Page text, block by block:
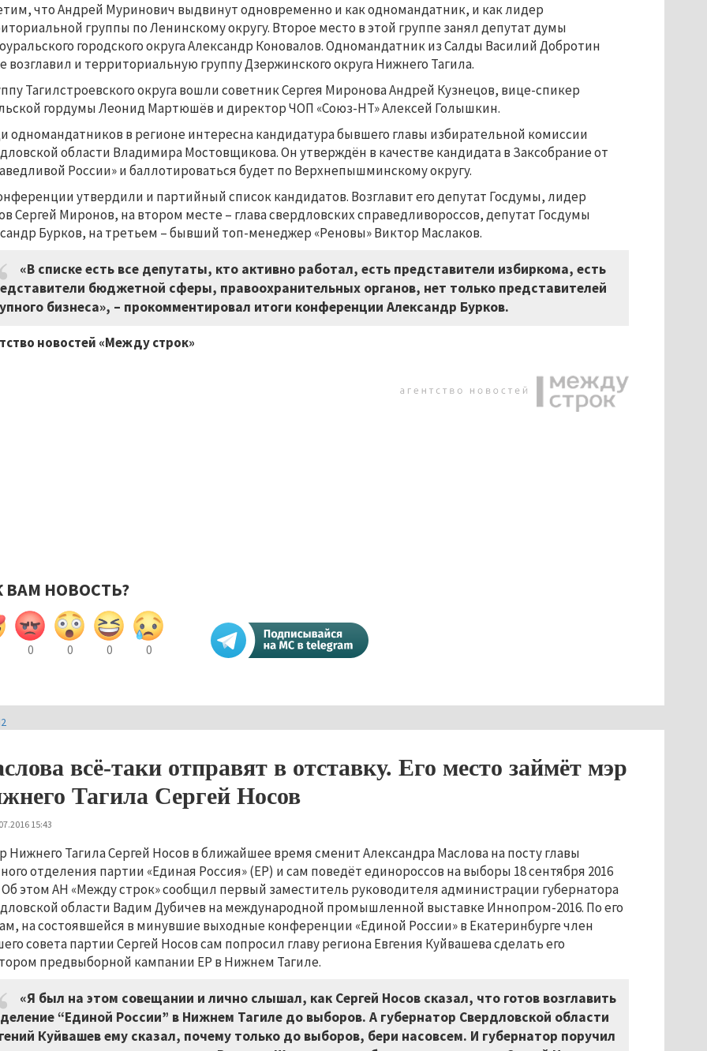
что Андрей Муринович выдвинут одновременно и как одномандатник, и как лидер
группы по Ленинскому округу. Второе место в этой группе занял депутат думы
городского округа Александр Коновалов. Одномандатник из Салды Василий Добротин
возглавил и территориальную группу Дзержинского округа Нижнего Тагила.
Тагилстроевского округа вошли советник Сергея Миронова Андрей Кузнецов, вице-спикер
гордумы Леонид Мартюшёв и директор ЧОП «Союз-НТ» Алексей Голышкин.
одномандатников в регионе интересна кандидатура бывшего главы избирательной комиссии
области Владимира Мостовщикова. Он утверждён в качестве кандидата в Заксобрание от
России» и баллотироваться будет по Верхнепышминскому округу.
утвердили и партийный список кандидатов. Возглавит его депутат Госдумы, лидер
Сергей Миронов, на втором месте – глава свердловских справедливороссов, депутат Госдумы
Бурков, на третьем – бывший топ-менеджер «Реновы» Виктор Маслаков.
«В списке есть все депутаты, кто активно работал, есть представители избиркома, есть
бюджетной сферы, правоохранительных органов, нет только представителей
бизнеса», – прокомментировал итоги конференции Александр Бурков.
новостей «Между строк»
ВАМ НОВОСТЬ?
0 0 0 0
всё-таки отправят в отставку. Его место займёт мэр
Тагила Сергей Носов
15:43
Нижнего Тагила Сергей Носов в ближайшее время сменит Александра Маслова на посту главы
отделения партии «Единая Россия» (ЕР) и сам поведёт единороссов на выборы 18 сентября 2016
Об этом АН «Между строк» сообщил первый заместитель руководителя администрации губернатора
области Вадим Дубичев на международной промышленной выставке Иннопром-2016. По его
на состоявшейся в минувшие выходные конференции «Единой России» в Екатеринбурге член
совета партии Сергей Носов сам попросил главу региона Евгения Куйвашева сделать его
предвыборной кампании ЕР в Нижнем Тагиле.
«Я был на этом совещании и лично слышал, как Сергей Носов сказал, что готов возглавить
“Единой России” в Нижнем Тагиле до выборов. А губернатор Свердловской области
Куйвашев ему сказал, почему только до выборов, бери насовсем. И губернатор поручил